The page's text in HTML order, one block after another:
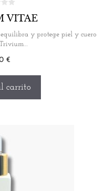
VITAE
y protege piel y cuero
€
carrito